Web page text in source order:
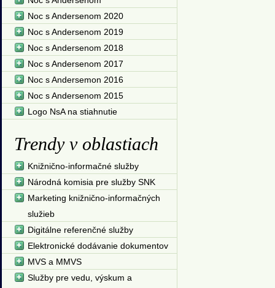
Noc s Andersenom 2020
Noc s Andersenom 2019
Noc s Andersenom 2018
Noc s Andersenom 2017
Noc s Andersemon 2016
Noc s Andersenom 2015
Logo NsA na stiahnutie
Trendy v oblastiach
Knižnično-informačné služby
Národná komisia pre služby SNK
Marketing knižnično-informačných
služieb
Digitálne referenčné služby
Elektronické dodávanie dokumentov
MVS a MMVS
Služby pre vedu, výskum a